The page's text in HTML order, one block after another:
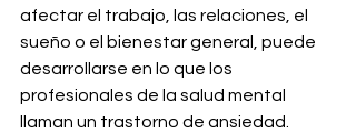
afectar el trabajo, las relaciones, el
sueño o el bienestar general, puede
desarrollarse en lo que los
profesionales de la salud mental
llaman un trastorno de ansiedad.